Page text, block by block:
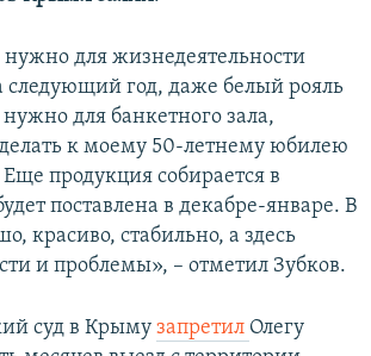
нужно для жизнедеятельности
следующий год, даже белый рояль
для банкетного зала,
к моему 50-летнему юбилею
продукция собирается в
поставлена в декабре-январе. В
красиво, стабильно, а здесь
и проблемы», – отметил Зубков.
суд в Крыму запретил Олегу